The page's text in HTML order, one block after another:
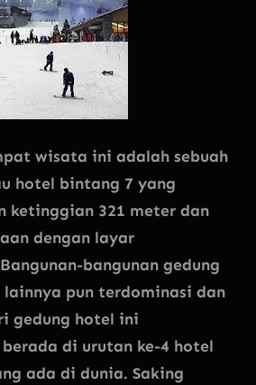
wisata ini adalah sebuah
hotel bintang 7 yang
ketinggian 321 meter dan
dengan layar
bangunan gedung
pun terdominasi dan
gedung hotel ini
di urutan ke-4 hotel
ada di dunia. Saking